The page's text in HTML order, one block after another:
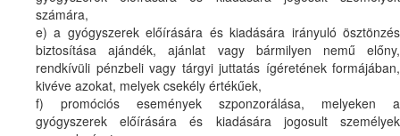
számára,
e) a gyógyszerek előírására és kiadására irányuló ösztönzés
biztosítása ajándék, ajánlat vagy bármilyen nemű előny,
rendkívüli pénzbeli vagy tárgyi juttatás ígéretének formájában,
kivéve azokat, melyek csekély értékűek,
f) promóciós események szponzorálása, melyeken a
gyógyszerek előírására és kiadására jogosult személyek